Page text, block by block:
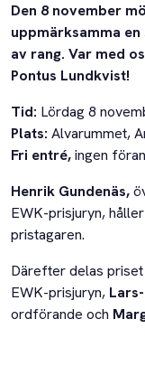
Den 8 november
uppmärksamma
av rang. Var med
Pontus Lundkvist!
Tid: Lördag 8
Plats: Alvarummet,
Fri entré,ingen
Henrik Gundenäs,
EWK-prisjuryn,
pristagaren.
Därefter delas
EWK-prisjuryn,
ordförande och